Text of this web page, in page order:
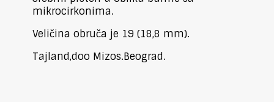
mikrocirkonima.
Veličina obruča je 19 (18,8 mm).
Tajland,doo Mizos.Beograd.